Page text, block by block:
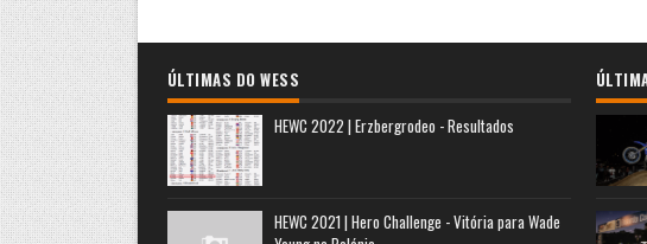
ÚLTIMAS DO WESS
HEWC 2022 | Erzbergrodeo - Resultados
HEWC 2021 | Hero Challenge - Vitória para Wade